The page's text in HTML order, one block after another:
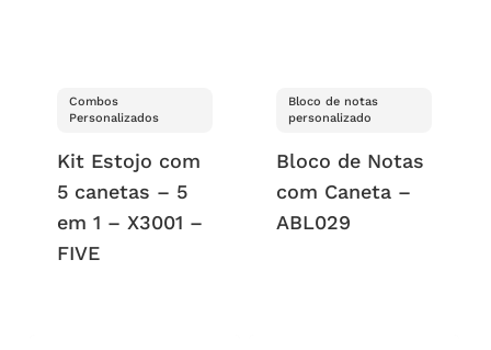
Combos
Personalizados
Kit Estojo com
5 canetas – 5
em 1 – X3001 –
FIVE
Bloco de notas
personalizado
Bloco de Notas
com Caneta –
ABL029